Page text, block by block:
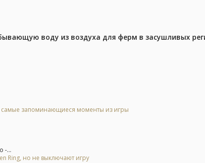
воду из воздуха для ферм в засушливых
самые запоминающиеся моменты из игры
-...
Ring, но не выключают игру